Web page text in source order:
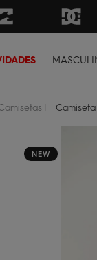
FRETE GRÁTIS
NEW